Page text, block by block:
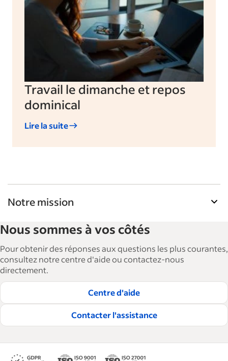
Travail le dimanche et repos
dominical
Lire la suite
Notre mission
employeurs d'Indeed aide les entreprises à
agrandir et à gérer leurs effectifs. Avec plus de 15
000 articles en 6 langues, nous proposons des
conseils, des guides détaillés et des bonnes
pratiques visant à aider les entreprises à
embaucher et à fidéliser les talents.
Lire nos règles éditoriales
Nous sommes à vos côtés
Pour obtenir des réponses aux questions les plus courantes,
consultez notre centre d'aide ou contactez-nous
directement.
Centre d'aide
Contacter l'assistance